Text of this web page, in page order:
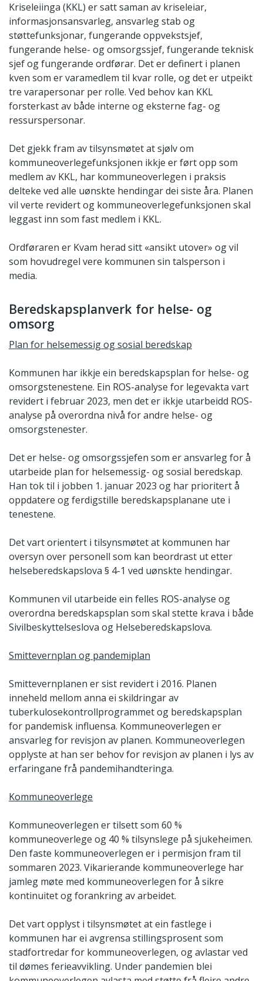
Kriseleiinga (KKL) er satt saman av kriseleiar,
informasjonsansvarleg, ansvarleg stab og
støttefunksjonar, fungerande oppvekstsjef,
fungerande helse- og omsorgssjef, fungerande teknisk
sjef og fungerande ordførar. Det er definert i planen
kven som er varamedlem til kvar rolle, og det er utpeikt
tre varapersonar per rolle. Ved behov kan KKL
forsterkast av både interne og eksterne fag- og
ressurspersonar.
Det gjekk fram av tilsynsmøtet at sjølv om
kommuneoverlegefunksjonen ikkje er ført opp som
medlem av KKL, har kommuneoverlegen i praksis
delteke ved alle uønskte hendingar dei siste åra. Planen
vil verte revidert og kommuneoverlegefunksjonen skal
leggast inn som fast medlem i KKL.
Ordføraren er Kvam herad sitt «ansikt utover» og vil
som hovudregel vere kommunen sin talsperson i
media.
Beredskapsplanverk for helse- og
omsorg
Plan for helsemessig og sosial beredskap
Kommunen har ikkje ein beredskapsplan for helse- og
omsorgstenestene. Ein ROS-analyse for legevakta vart
revidert i februar 2023, men det er ikkje utarbeidd ROS-
analyse på overordna nivå for andre helse- og
omsorgstenester.
Det er helse- og omsorgssjefen som er ansvarleg for å
utarbeide plan for helsemessig- og sosial beredskap.
Han tok til i jobben 1. januar 2023 og har prioritert å
oppdatere og ferdigstille beredskapsplanane ute i
tenestene.
Det vart orientert i tilsynsmøtet at kommunen har
oversyn over personell som kan beordrast ut etter
helseberedskapslova § 4-1 ved uønskte hendingar.
Kommunen vil utarbeide ein felles ROS-analyse og
overordna beredskapsplan som skal stette krava i både
Sivilbeskyttelseslova og Helseberedskapslova.
Smittevernplan og pandemiplan
Smittevernplanen er sist revidert i 2016. Planen
inneheld mellom anna ei skildringar av
tuberkulosekontrollprogrammet og beredskapsplan
for pandemisk influensa. Kommuneoverlegen er
ansvarleg for revisjon av planen. Kommuneoverlegen
opplyste at han ser behov for revisjon av planen i lys av
erfaringane frå pandemihandteringa.
Kommuneoverlege
Kommuneoverlegen er tilsett som 60 %
kommuneoverlege og 40 % tilsynslege på sjukeheimen.
Den faste kommuneoverlegen er i permisjon fram til
sommaren 2023. Vikarierande kommuneoverlege har
jamleg møte med kommuneoverlegen for å sikre
kontinuitet og forankring av arbeidet.
Det vart opplyst i tilsynsmøtet at ein fastlege i
kommunen har ei avgrensa stillingsprosent som
stadfortredar for kommuneoverlegen, og avlastar ved
til dømes ferieavvikling. Under pandemien blei